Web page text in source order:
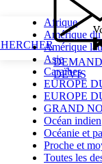
DEVIS
Afrique
Amérique
Amérique
Asie
Caraïbes
EUROPE
EUROPE
GRAND
Océan indien
Océanie et
Proche et
Toutes les